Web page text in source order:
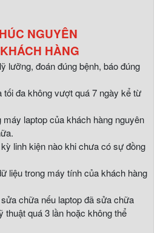
NGUYÊN
HÀNG
lưỡng, đoán đúng bệnh, báo đúng
đa không vượt quá 7 ngày kể từ
laptop của khách hàng nguyên
linh kiện nào khi chưa có sự đồng
liệu trong máy tính của khách hàng
chữa nếu laptop đã sửa chữa
thuật quá 3 lần hoặc không thể